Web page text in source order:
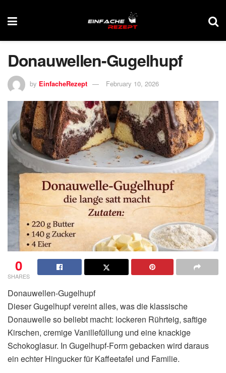
Donauwellen-Gugelhupf
by EinfacheRezept February 10, 2026
0
SHARES
Donauwellen-Gugelhupf
Dieser Gugelhupf vereint alles, was die klassische
Donauwelle so beliebt macht: lockeren Rührteig, saftige
Kirschen, cremige Vanillefüllung und eine knackige
Schokoglasur. In Gugelhupf-Form gebacken wird daraus
ein echter Hingucker für Kaffeetafel und Familie.